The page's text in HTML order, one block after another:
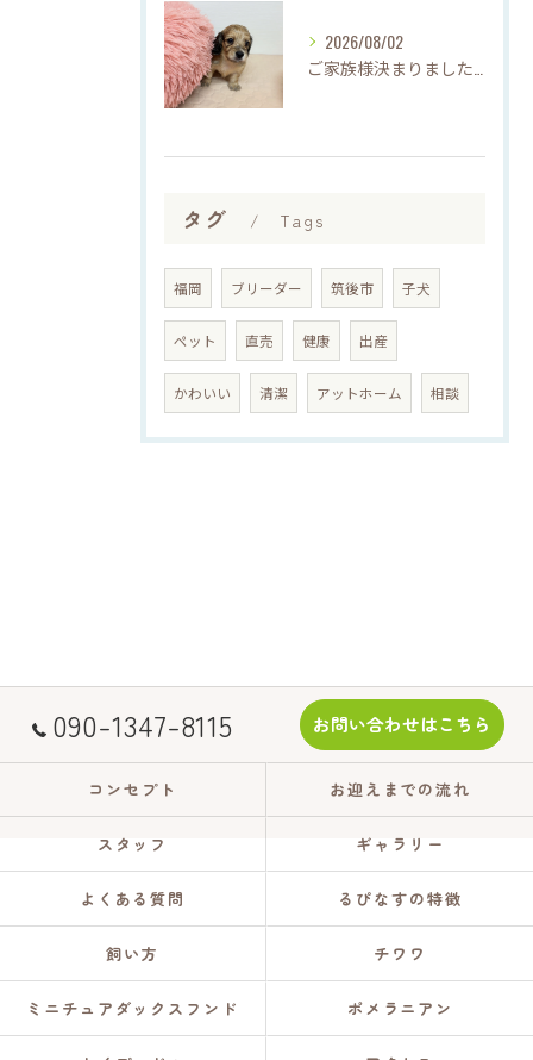
2026/08/02
タグ Tags
福岡 ブリーダー 筑後市 子犬
ペット 直売 健康 出産
かわいい 清潔 アットホーム 相談
090-1347-8115 お問い合わせはこちら
コンセプト お迎えまでの流れ
スタッフ ギャラリー
よくある質問 るぴなすの特徴
飼い方 チワワ
ミニチュアダックスフンド ポメラニアン